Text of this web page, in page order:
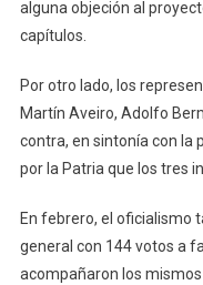
alguna objeción al
capítulos.
Por otro lado, los
Martín Aveiro, Adolfo
contra, en sintonía con la
por la Patria que los tres
En febrero, el oficialismo
general con 144 votos a
acompañaron los